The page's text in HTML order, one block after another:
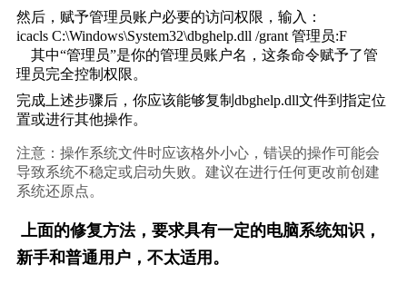
然后，赋予管理员账户必要的访问权限，输入：
icacls C:\Windows\System32\dbghelp.dll /grant 管理员:F
理员完全控制权限。
完成上述步骤后，你应该能够复制dbghelp.dll文件到指定位
置或进行其他操作。
注意：操作系统文件时应该格外小心，错误的操作可能会
导致系统不稳定或启动失败。建议在进行任何更改前创建
系统还原点。
上面的修复方法，要求具有一定的电脑系统知识，
新手和普通用户，不太适用。